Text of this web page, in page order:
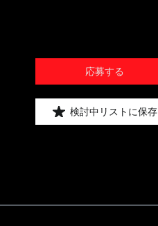
応募する
検討中リストに保存